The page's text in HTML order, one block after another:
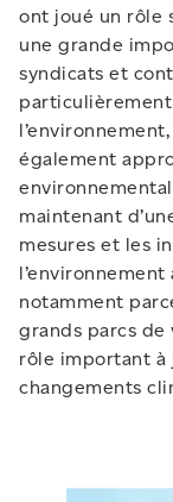
ont joué un rôle
une grande
syndicats et
particulièrement
également
maintenant
mesures et les
l’environnement
notamment
grands parcs de
rôle important à
changements